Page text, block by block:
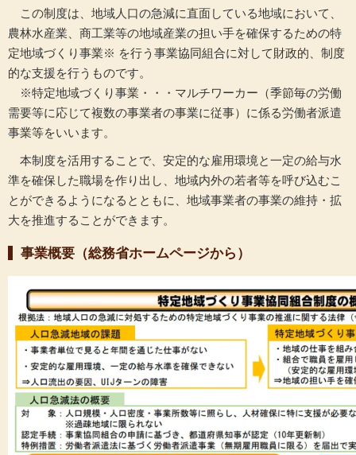
を
表
示
この制度は、地域人口の急減に直面している地域において、
農林水産業、商工業等の地域産業の担い手を確保するための特
定地域づくり事業※ を行う事業協同組合に対して財政的、制度
的な支援を行うものです。
※特定地域づくり事業・・・マルチワーカー（季節毎の労働
需要等に応じて複数の事業者の事業に従事）に係る労働者派遣
事業等をいいます。
本制度を活用することで、安定的な雇用環境と一定の給与水
準を確保した職場を作り出し、地域内外の若者等を呼び込むこ
とができるようになるとともに、地域事業者の事業の維持・拡
大を推進することができます。
事業概要（総務省ホームページから）